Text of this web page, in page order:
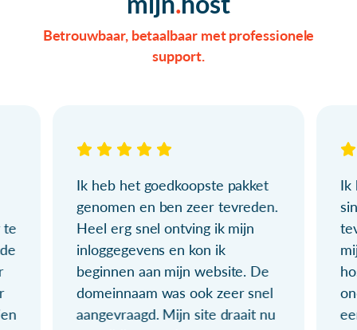
Betrouwbaar, betaalbaar met professionele
support.
te
Ik heb het goedkoopste pakket
genomen en ben zeer tevreden.
Heel erg snel ontving ik mijn
inloggegevens en kon ik
beginnen aan mijn website. De
domeinnaam was ook zeer snel
aangevraagd. Mijn site draait nu
Ik